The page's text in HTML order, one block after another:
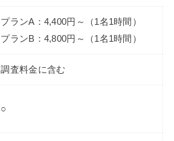
プランA：4,400円～（1名1時間）
プランB：4,800円～（1名1時間）
調査料金に含む
○